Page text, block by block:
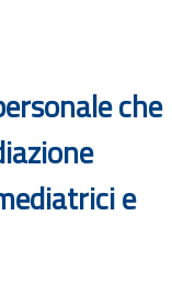
che
e